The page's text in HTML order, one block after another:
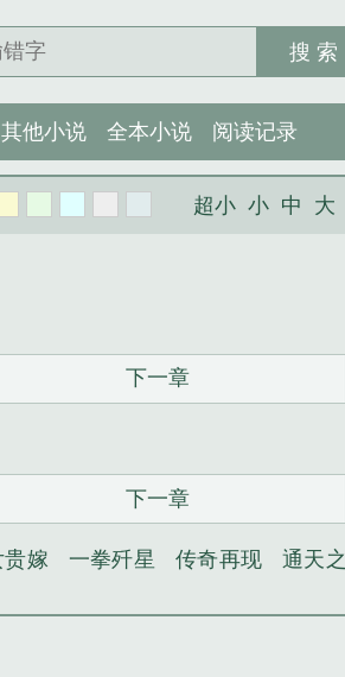
搜 索
其他小说 全本小说 阅读记录
超小 小 中 大
下一章
下一章
贵嫁 一拳歼星 传奇再现
通天之